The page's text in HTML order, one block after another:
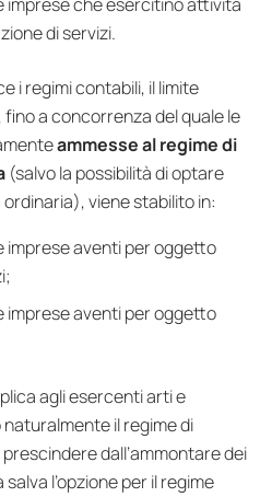
imprese che esercitino attività
di servizi.
i regimi contabili, il limite
fino a concorrenza del quale le
ammesse al regime di
(salvo la possibilità di optare
viene stabilito in:
imprese aventi per oggetto
imprese aventi per oggetto
agli esercenti arti e
il regime di
dall’ammontare dei
l’opzione per il regime